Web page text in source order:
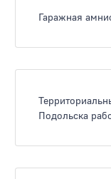
Гаражная
Подольска